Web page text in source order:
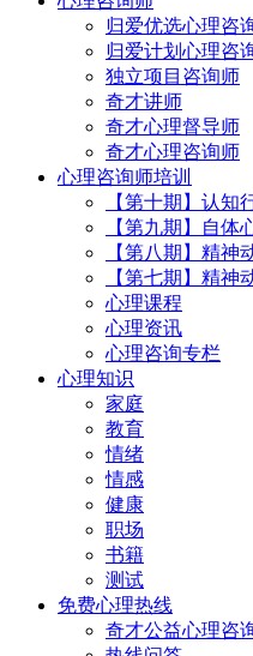
归爱优选心理咨
归爱计划心理咨
独立项目咨询师
奇才讲师
奇才心理督导师
奇才心理咨询师
心理咨询师培训
【第十期】认知
【第九期】自体
【第八期】精神
【第七期】精神
心理课程
心理资讯
心理咨询专栏
心理知识
家庭
教育
情绪
情感
健康
职场
书籍
测试
免费心理热线
奇才公益心理咨